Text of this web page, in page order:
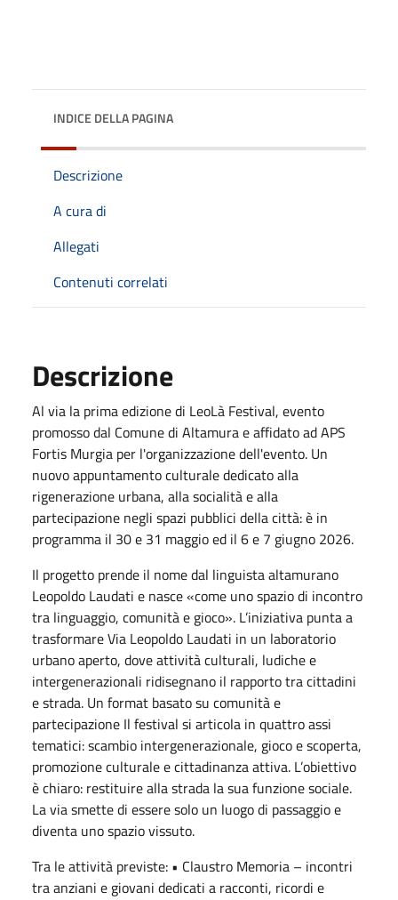
INDICE DELLA PAGINA
Descrizione
A cura di
Allegati
Contenuti correlati
Descrizione
Al via la prima edizione di LeoLà Festival, evento
promosso dal Comune di Altamura e affidato ad APS
Fortis Murgia per l'organizzazione dell'evento. Un
nuovo appuntamento culturale dedicato alla
rigenerazione urbana, alla socialità e alla
partecipazione negli spazi pubblici della città: è in
programma il 30 e 31 maggio ed il 6 e 7 giugno 2026.
Il progetto prende il nome dal linguista altamurano
Leopoldo Laudati e nasce «come uno spazio di incontro
tra linguaggio, comunità e gioco». L’iniziativa punta a
trasformare Via Leopoldo Laudati in un laboratorio
urbano aperto, dove attività culturali, ludiche e
intergenerazionali ridisegnano il rapporto tra cittadini
e strada. Un format basato su comunità e
partecipazione Il festival si articola in quattro assi
tematici: scambio intergenerazionale, gioco e scoperta,
promozione culturale e cittadinanza attiva. L’obiettivo
è chiaro: restituire alla strada la sua funzione sociale.
La via smette di essere solo un luogo di passaggio e
diventa uno spazio vissuto.
Tra le attività previste: • Claustro Memoria – incontri
tra anziani e giovani dedicati a racconti, ricordi e